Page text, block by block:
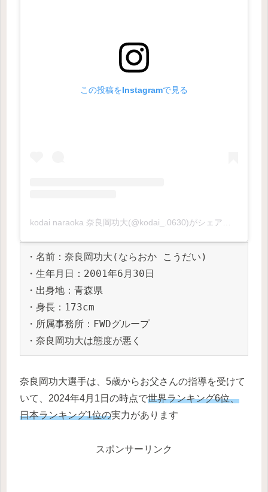
この投稿をInstagramで見る
kodai naraoka 奈良岡功大(@kodai_.0630)がシェアした投稿
・名前：奈良岡功大(ならおか こうだい)
・生年月日：2001年6月30日
・出身地：青森県
・身長：173cm
・所属事務所：FWDグループ
・奈良岡功大は態度が悪く
奈良岡功大選手は、5歳からお父さんの指導を受けて
いて、2024年4月1日の時点で世界ランキング6位、
日本ランキング1位の実力があります
スポンサーリンク